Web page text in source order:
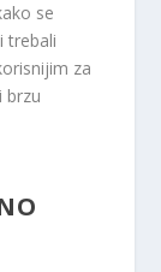
se
trebali
za
brzu